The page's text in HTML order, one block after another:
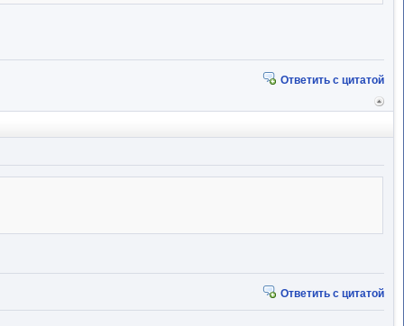
Ответить с цитатой
к
Ответить с цитатой